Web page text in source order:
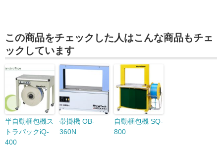
この商品をチェックした人はこんな商品もチェ
ックしています
半自動梱包機ス
トラパックiQ-
400
帯掛機 OB-
360N
自動梱包機 SQ-
800